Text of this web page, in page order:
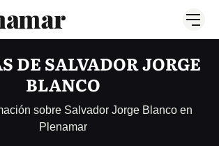
DE SALVADOR JORGE
BLANCO
sobre Salvador Jorge Blanco en
Plenamar